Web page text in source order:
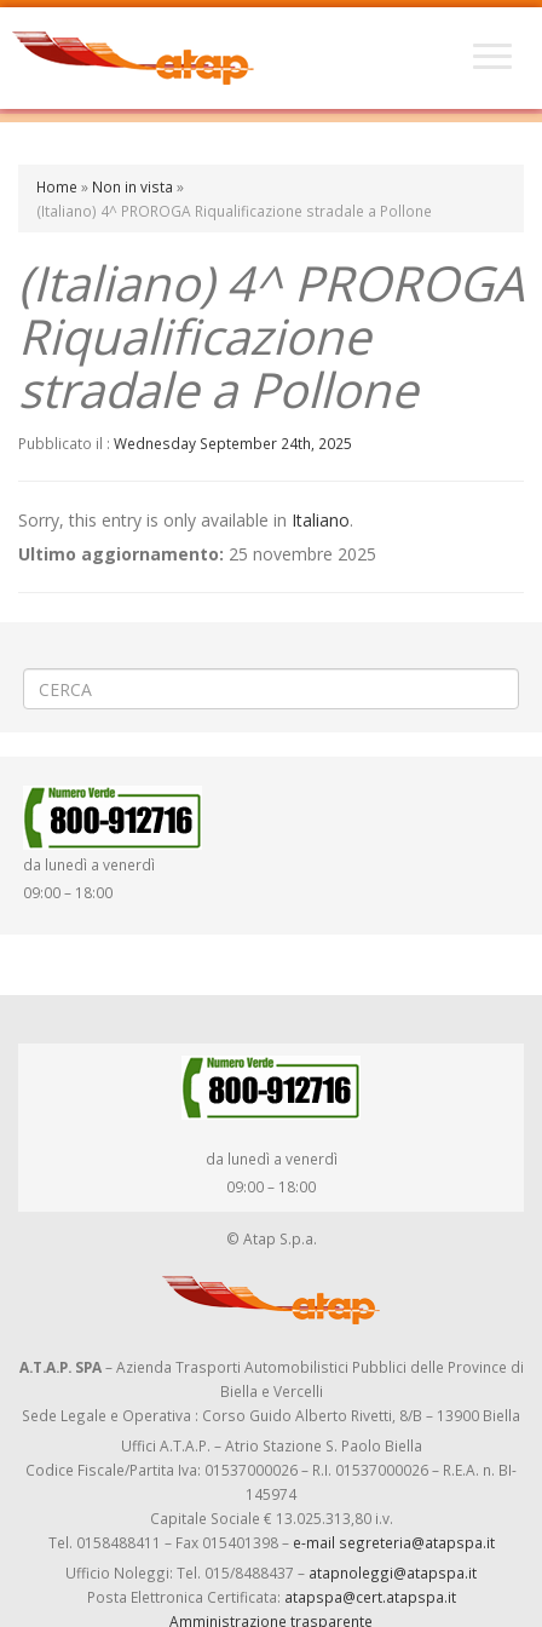
Home » Non in vista »
(Italiano) 4^ PROROGA Riqualificazione stradale a Pollone
(Italiano) 4^ PROROGA
Riqualificazione
stradale a Pollone
Pubblicato il : Wednesday September 24th, 2025
Sorry, this entry is only available in Italiano.
Ultimo aggiornamento: 25 novembre 2025
da lunedì a venerdì
09:00 – 18:00
da lunedì a venerdì
09:00 – 18:00
© Atap S.p.a.
A.T.A.P. SPA– Azienda Trasporti Automobilistici Pubblici delle Province di
Biella e Vercelli
Sede Legale e Operativa : Corso Guido Alberto Rivetti, 8/B – 13900 Biella
Uffici A.T.A.P. – Atrio Stazione S. Paolo Biella
Codice Fiscale/Partita Iva: 01537000026 – R.I. 01537000026 – R.E.A. n. BI-
145974
Capitale Sociale € 13.025.313,80 i.v.
Tel. 0158488411 – Fax 015401398 – e-mail segreteria@atapspa.it
Ufficio Noleggi: Tel. 015/8488437 – atapnoleggi@atapspa.it
Posta Elettronica Certificata: atapspa@cert.atapspa.it
Amministrazione trasparente